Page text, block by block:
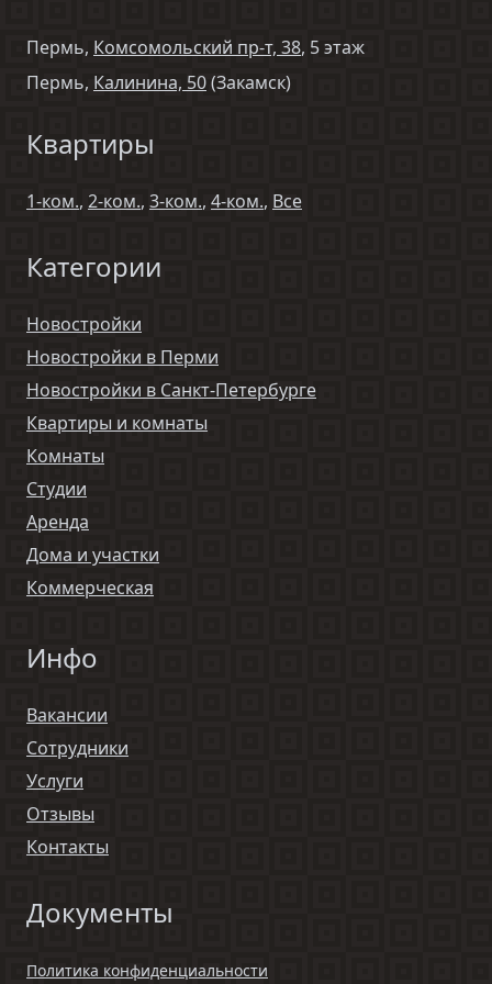
Пермь, Комсомольский пр-т, 38, 5 этаж
Пермь, Калинина, 50(Закамск)
Квартиры
1-ком., 2-ком., 3-ком., 4-ком., Все
Категории
Новостройки
Новостройки в Перми
Новостройки в Санкт-Петербурге
Квартиры и комнаты
Комнаты
Студии
Аренда
Дома и участки
Коммерческая
Инфо
Вакансии
Сотрудники
Услуги
Отзывы
Контакты
Документы
Политика конфиденциальности